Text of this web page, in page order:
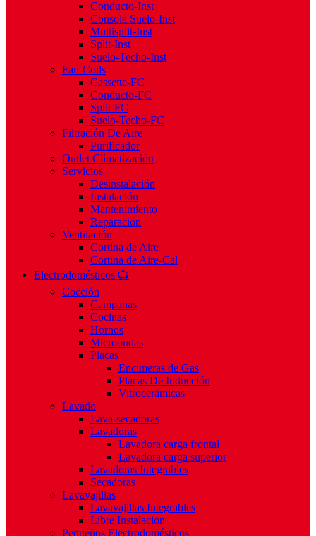
Conducto-Inst
Consola Suelo-Inst
Multisplit-Inst
Split-Inst
Suelo-Techo-Inst
Fan-Coils
Cassette-FC
Conducto-FC
Split-FC
Suelo-Techo-FC
Filtración De Aire
Purificador
Outlet Climatización
Servicios
Desinstalación
Instalación
Mantenimiento
Reparación
Ventilación
Cortina de Aire
Cortina de Aire-Cal
Electrodomésticos 📺
Cocción
Campanas
Cocinas
Hornos
Microondas
Placas
Encimeras de Gas
Placas De Inducción
Vitrocerámicas
Lavado
Lava-secadoras
Lavadoras
Lavadora carga frontal
Lavadora carga superior
Lavadoras Integrables
Secadoras
Lavavajillas
Lavavajillas Integrables
Libre Instalación
Pequeños Electrodomésticos